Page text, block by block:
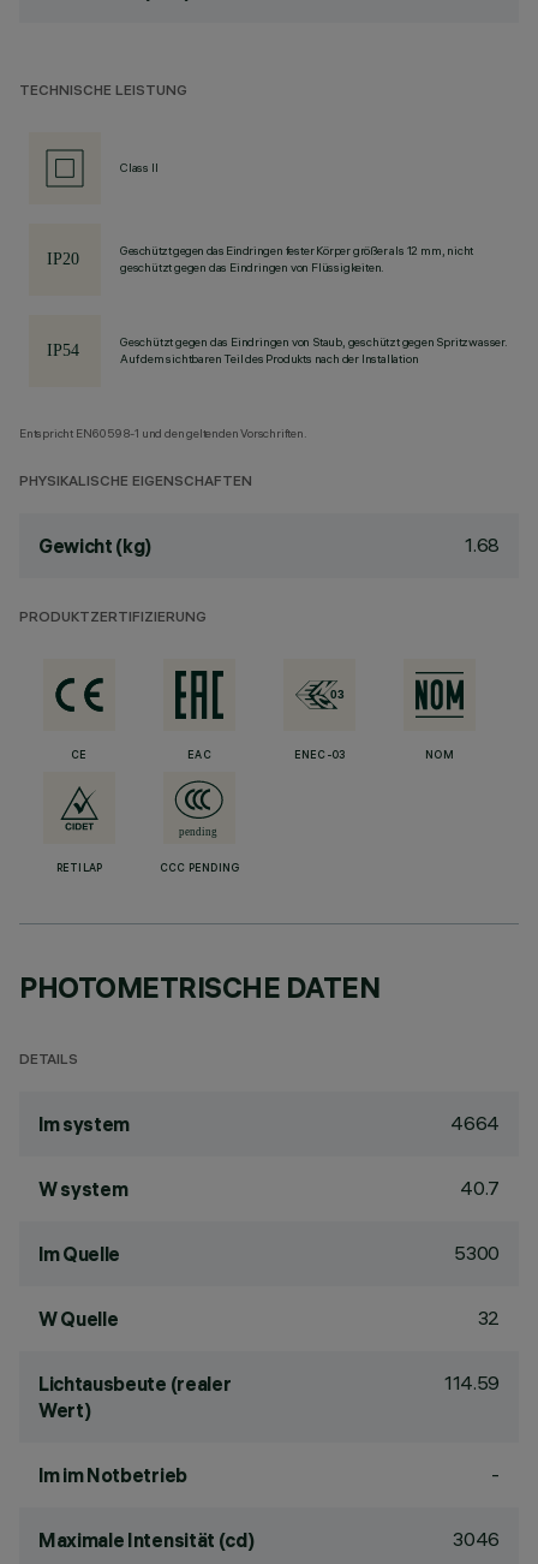
TECHNISCHE LEISTUNG
Class II
Geschützt gegen das Eindringen fester Körper größer als 12 mm, nicht
geschützt gegen das Eindringen von Flüssigkeiten.
Geschützt gegen das Eindringen von Staub, geschützt gegen Spritzwasser.
Auf dem sichtbaren Teil des Produkts nach der Installation
Entspricht EN60598-1 und den geltenden Vorschriften.
PHYSIKALISCHE EIGENSCHAFTEN
Gewicht (kg) 1.68
PRODUKTZERTIFIZIERUNG
CE EAC ENEC-03 NOM
RETILAP CCC PENDING
PHOTOMETRISCHE DATEN
DETAILS
lm system 4664
W system 40.7
lm Quelle 5300
W Quelle 32
Lichtausbeute (realer
Wert)
114.59
lm im Notbetrieb -
Maximale Intensität (cd) 3046